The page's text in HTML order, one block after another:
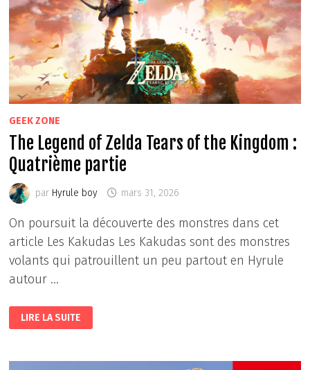
GEEK ZONE
The Legend of Zelda Tears of the Kingdom :
Quatrième partie
par Hyrule boy mars 31, 2026
On poursuit la découverte des monstres dans cet
article Les Kakudas Les Kakudas sont des monstres
volants qui patrouillent un peu partout en Hyrule
autour …
THE
LEGEND
OF
OF
LIRE LA SUITE